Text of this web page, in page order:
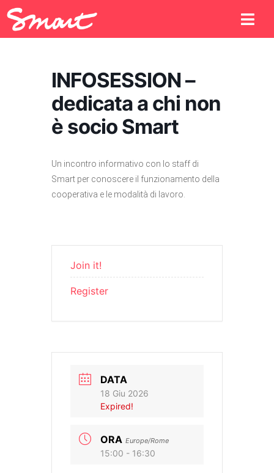
INFOSESSION –
dedicata a chi non
è socio Smart
Un incontro informativo con lo staff di
Smart per conoscere il funzionamento della
cooperativa e le modalità di lavoro.
Join it!
Register
DATA
18 Giu 2026
Expired!
ORA Europe/Rome
15:00 - 16:30